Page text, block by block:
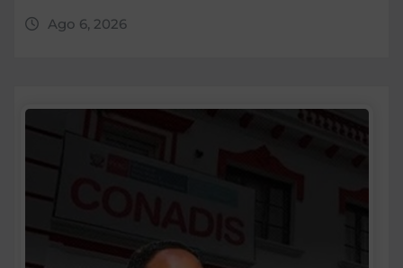
Ago 6, 2026